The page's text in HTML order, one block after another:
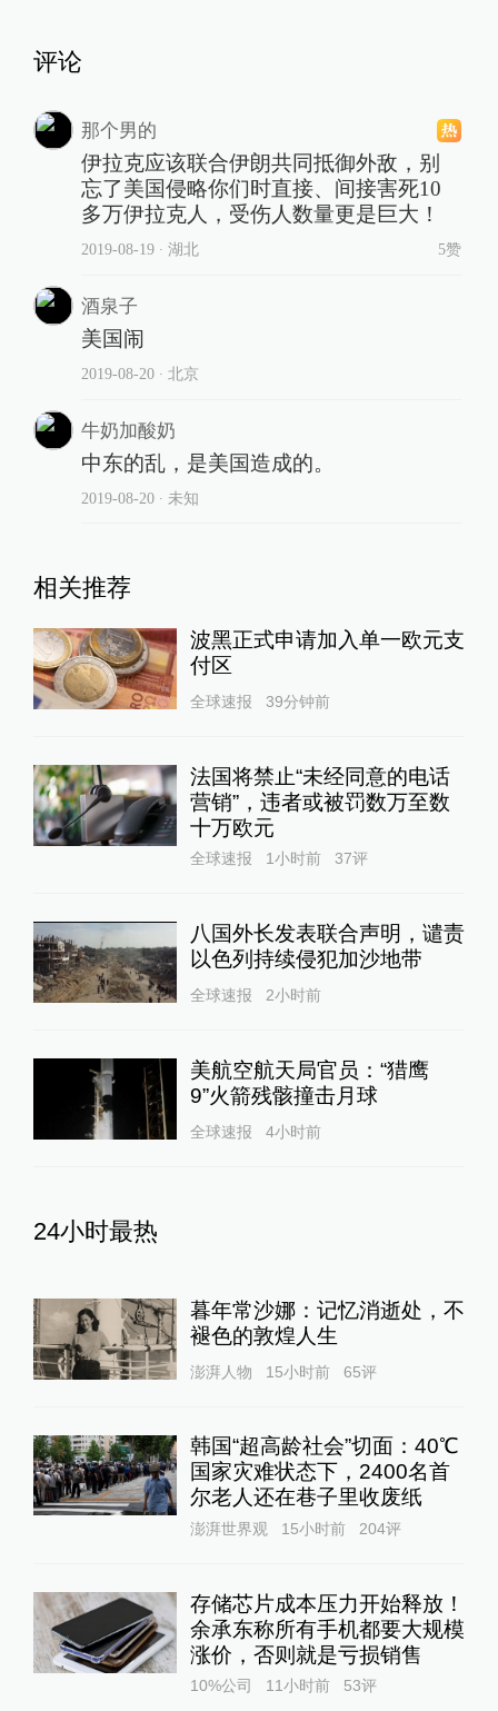
评论
那个男的
伊拉克应该联合伊朗共同抵御外敌，别
忘了美国侵略你们时直接、间接害死10
多万伊拉克人，受伤人数量更是巨大！
2019-08-19∙ 湖北 5赞
酒泉子
美国闹
2019-08-20∙ 北京
牛奶加酸奶
中东的乱，是美国造成的。
2019-08-20∙ 未知
相关推荐
波黑正式申请加入单一欧元支
付区
全球速报 39分钟前
法国将禁止“未经同意的电话
营销”，违者或被罚数万至数
十万欧元
全球速报 1小时前 37评
八国外长发表联合声明，谴责
以色列持续侵犯加沙地带
全球速报 2小时前
美航空航天局官员：“猎鹰
9”火箭残骸撞击月球
全球速报 4小时前
24小时最热
暮年常沙娜：记忆消逝处，不
褪色的敦煌人生
澎湃人物 15小时前 65评
韩国“超高龄社会”切面：40℃
国家灾难状态下，2400名首
尔老人还在巷子里收废纸
澎湃世界观 15小时前 204评
存储芯片成本压力开始释放！
余承东称所有手机都要大规模
涨价，否则就是亏损销售
10%公司 11小时前 53评